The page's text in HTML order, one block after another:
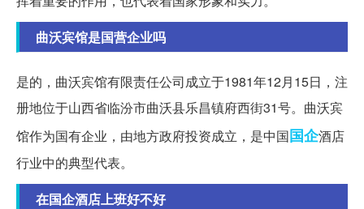
曲沃宾馆是国营企业吗
是的，曲沃宾馆有限责任公司成立于1981年12月15日，注
册地位于山西省临汾市曲沃县乐昌镇府西街31号。曲沃宾
馆作为国有企业，由地方政府投资成立，是中国国企酒店
行业中的典型代表。
在国企酒店上班好不好